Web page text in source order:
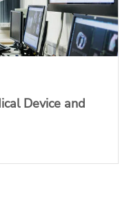
Device and